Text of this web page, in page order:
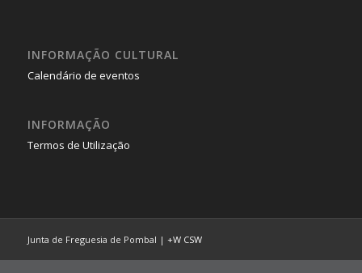
INFORMAÇÃO CULTURAL
Calendário de eventos
INFORMAÇÃO
Termos de Utilização
Junta de Freguesia de Pombal | +W CSW